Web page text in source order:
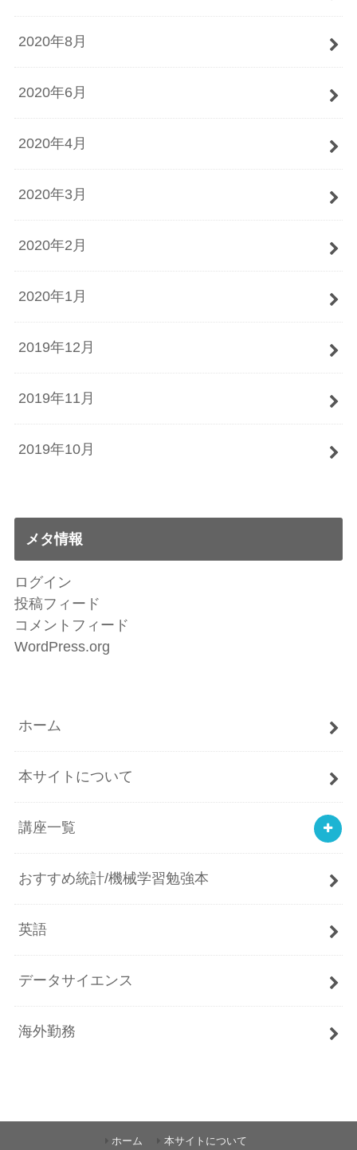
2020年8月
2020年6月
2020年4月
2020年3月
2020年2月
2020年1月
2019年12月
2019年11月
2019年10月
メタ情報
ログイン
投稿フィード
コメントフィード
WordPress.org
ホーム
本サイトについて
講座一覧
おすすめ統計/機械学習勉強本
英語
データサイエンス
海外勤務
ホーム 本サイトについて